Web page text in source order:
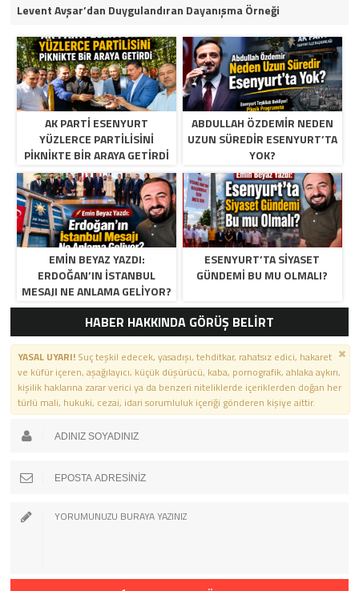
Levent Avşar’dan Duygulandıran Dayanışma Örneği
AK PARTI ESENYURT
YÜZLERCE PARTILISINI
PIKNIKTE BIR ARAYA GETIRDI
ABDULLAH ÖZDEMIR NEDEN
UZUN SÜREDIR ESENYURT’TA
YOK?
EMIN BEYAZ YAZDI:
ERDOĞAN’IN İSTANBUL
MESAJI NE ANLAMA GELIYOR?
ESENYURT’TA SIYASET
GÜNDEMI BU MU OLMALI?
HABER HAKKINDA GÖRÜŞ BELİRT
YASAL UYARI! Suç teşkil edecek, yasadışı, tehditkar, rahatsız edici, hakaret
ve küfür içeren, aşağılayıcı, küçük düşürücü, kaba, pornografik, ahlaka aykırı,
kişilik haklarına zarar verici ya da benzeri niteliklerde içeriklerden doğan her
türlü mali, hukuki, cezai, idari sorumluluk içeriği gönderen kişiye aittir.